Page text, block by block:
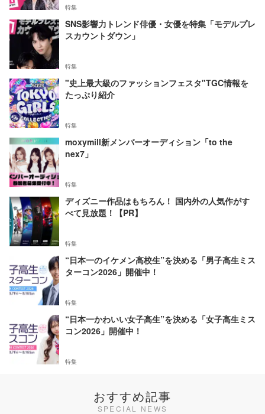
特集
SNS影響力トレンド俳優・女優を特集「モデルプレ
スカウントダウン」
特集
"史上最大級のファッションフェスタ"TGC情報を
たっぷり紹介
特集
moxymill新メンバーオーディション「to the
nex7」
特集
ディズニー作品はもちろん！ 国内外の人気作がす
べて見放題！【PR】
特集
“日本一のイケメン高校生”を決める「男子高生ミス
ターコン2026」開催中！
特集
“日本一かわいい女子高生”を決める「女子高生ミス
コン2026」開催中！
特集
おすすめ記事
SPECIAL NEWS